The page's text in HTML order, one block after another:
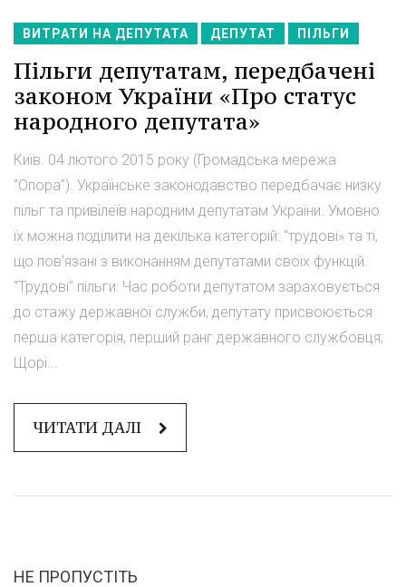
ВИТРАТИ НА ДЕПУТАТА ДЕПУТАТ ПІЛЬГИ
Пільги депутатам, передбачені
законом України «Про статус
народного депутата»
Київ. 04 лютого 2015 року (Громадська мережа
"Опора"). Українське законодавство передбачає низку
пільг та привілеїв народним депутатам України. Умовно
їх можна поділити на декілька категорій: "трудові» та ті,
що пов’язані з виконанням депутатами своїх функцій.
"Трудові" пільги: Час роботи депутатом зараховується
до стажу державної служби, депутату присвоюється
перша категорія, перший ранг державного службовця;
Щорі...
ЧИТАТИ ДАЛІ
НЕ ПРОПУСТІТЬ